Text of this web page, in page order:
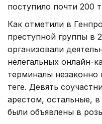
поступило почти 200
Как отметили в
преступной группы в
организовали
нелегальных онлайн-
терминалы
теңге. Девять
арестом, остальные,
были объявлены в